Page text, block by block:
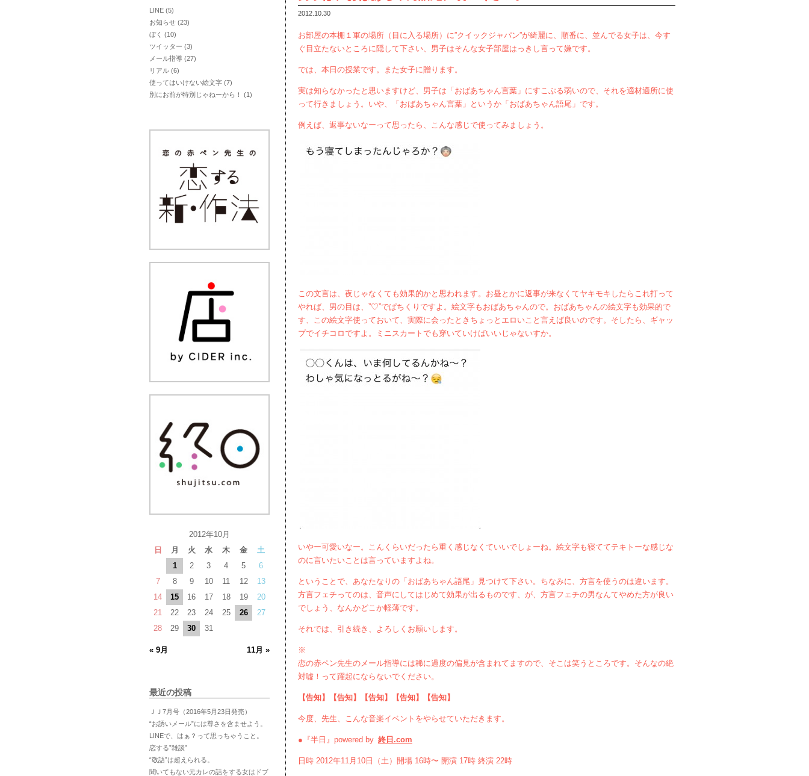
LINE (5)
お知らせ (23)
ぼく (10)
ツイッター (3)
メール指導 (27)
リアル (6)
使ってはいけない絵文字 (7)
別にお前が特別じゃねーから！
(1)
2012年10月
日
月 火 水 木 金 土
« 9月 11月 »
1 2 3 4 5
6
7
8 9 10 11 12
13
14
15 16 17 18 19
20
21
22 23 24 25 26
27
28
29 30 31
最近の投稿
ＪＪ7月号（2016年5月23日発売）
“お誘いメール”には尊さを含ませよう。
LINEで、はぁ？って思っちゃうこと。
恋する”雑談”
“敬語”は超えられる。
聞いてもない元カレの話をする女はドブ
2012.10.30
お部屋の本棚１軍の場所（目に入る場所）に”クイックジャパン”が綺麗に、順番に、並んでる女子は、今す
ぐ目立たないところに隠して下さい、男子はそんな女子部屋はっきし言って嫌です。
では、本日の授業です。また女子に贈ります。
実は知らなかったと思いますけど、男子は「おばあちゃん言葉」にすこぶる弱いので、それを適材適所に使
って行きましょう。いや、「おばあちゃん言葉」というか「おばあちゃん語尾」です。
例えば、返事ないなーって思ったら、こんな感じで使ってみましょう。
この文言は、夜じゃなくても効果的かと思われます。お昼とかに返事が来なくてヤキモキしたらこれ打って
やれば、男の目は、”♡”でぱちくりですよ。絵文字もおばあちゃんので。おばあちゃんの絵文字も効果的で
す、この絵文字使っておいて、実際に会ったときちょっとエロいこと言えば良いのです。そしたら、ギャッ
プでイチコロですよ。ミニスカートでも穿いていけばいいじゃないすか。
いやー可愛いなー。こんくらいだったら重く感じなくていいでしょーね。絵文字も寝ててテキトーな感じな
のに言いたいことは言っていますよね。
ということで、あなたなりの「おばあちゃん語尾」見つけて下さい。ちなみに、方言を使うのは違います。
方言フェチってのは、音声にしてはじめて効果が出るものです、が、方言フェチの男なんてやめた方が良い
でしょう、なんかどこか軽薄です。
それでは、引き続き、よろしくお願いします。
※
恋の赤ペン先生のメール指導には稀に過度の偏見が含まれてますので、そこは笑うところです。そんなの絶
対嘘！って躍起にならないでください。
【告知】【告知】【告知】【告知】【告知】
今度、先生、こんな音楽イベントをやらせていただきます。
●『半日』powered by 終日.com
日時 2012年11月10日（土）開場 16時〜 開演 17時 終演 22時